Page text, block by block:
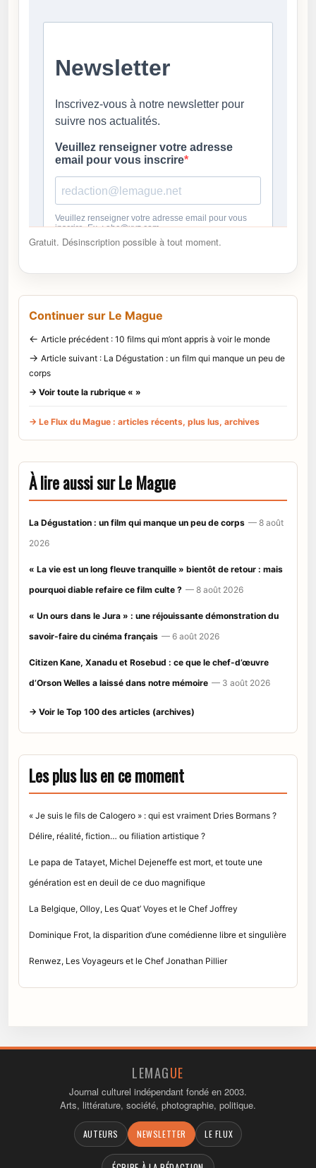
Gratuit. Désinscription possible à tout moment.
Continuer sur Le Mague
← Article précédent : 10 films qui m’ont appris à voir le monde
→ Article suivant : La Dégustation : un film qui manque un peu de
corps
→ Voir toute la rubrique « »
→ Le Flux du Mague : articles récents, plus lus, archives
À lire aussi sur Le Mague
La Dégustation : un film qui manque un peu de corps — 8 août
2026
« La vie est un long fleuve tranquille » bientôt de retour : mais
pourquoi diable refaire ce film culte ? — 8 août 2026
« Un ours dans le Jura » : une réjouissante démonstration du
savoir-faire du cinéma français — 6 août 2026
Citizen Kane, Xanadu et Rosebud : ce que le chef-d’œuvre
d’Orson Welles a laissé dans notre mémoire — 3 août 2026
→ Voir le Top 100 des articles (archives)
Les plus lus en ce moment
« Je suis le fils de Calogero » : qui est vraiment Dries Bormans ?
Délire, réalité, fiction… ou filiation artistique ?
Le papa de Tatayet, Michel Dejeneffe est mort, et toute une
génération est en deuil de ce duo magnifique
La Belgique, Olloy, Les Quat’ Voyes et le Chef Joffrey
Dominique Frot, la disparition d’une comédienne libre et singulière
Renwez, Les Voyageurs et le Chef Jonathan Pillier
LEMAGUE
Journal culturel indépendant fondé en 2003.
Arts, littérature, société, photographie, politique.
AUTEURS NEWSLETTER LE FLUX